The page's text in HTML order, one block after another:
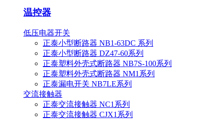
温控器
低压电器开关
正泰小型断路器 NB1-63DC 系列
正泰小型断路器 DZ47-60系列
正泰塑料外壳式断路器 NB7S-100系列
正泰塑料外壳式断路器 NM1系列
正泰漏电开关 NB7LE系列
交流接触器
正泰交流接触器 NC1系列
正泰交流接触器 CJX1系列